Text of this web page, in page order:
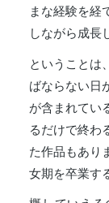
まな経験を経
しながら成長
ということは
ばならない日
が含まれてい
るだけで終わ
た作品もあり
女期を卒業す